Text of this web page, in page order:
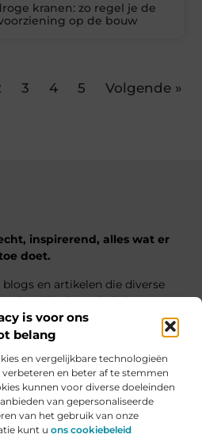
is voor ons
belang
en vergelijkbare technologieën
en beter af te stemmen
kunnen voor diverse doeleinden
van gepersonaliseerde
van het gebruik van onze
kunt u ons cookiebeleid
kranen: zo regel je de
op de bouw
3 4 5 Volgende »
inspirerend, alles wat er
doet.
en artikelen die diverse
dagelijks leven belichten.